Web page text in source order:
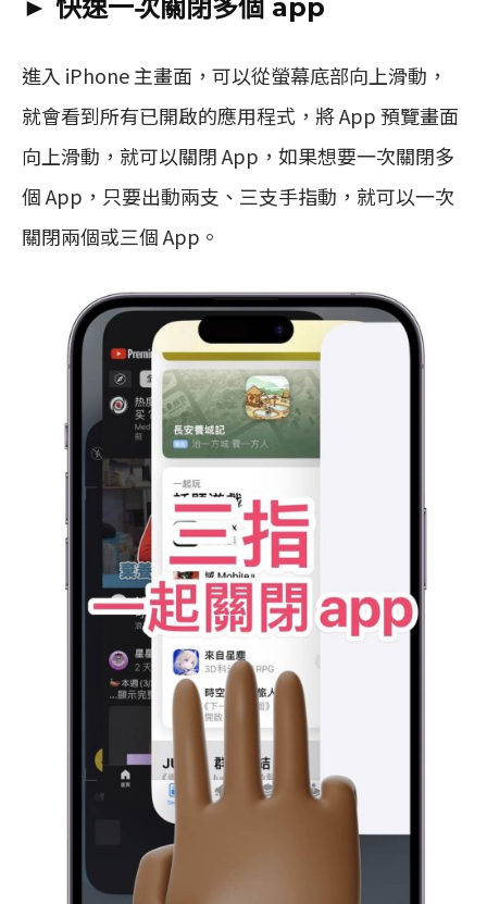
► 快速一次關閉多個 app
進入 iPhone 主畫面，可以從螢幕底部向上滑動，
就會看到所有已開啟的應用程式，將 App 預覽畫面
向上滑動，就可以關閉 App，如果想要一次關閉多
個 App，只要出動兩支、三支手指動，就可以一次
關閉兩個或三個 App。